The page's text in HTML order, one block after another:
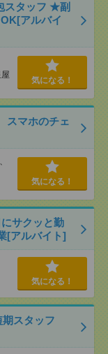
スタッフ ★副
アルバイ
気になる！
スマホのチェ
気になる！
サクッと勤
[アルバイト]
気になる！
期スタッフ